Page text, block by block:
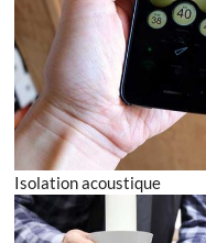
Isolation acoustique